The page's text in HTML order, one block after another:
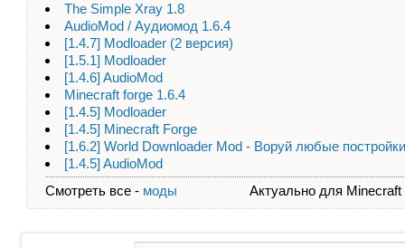
The Simple Xray 1.8
AudioMod / Аудиомод 1.6.4
[1.4.7] Modloader (2 версия)
[1.5.1] Modloader
[1.4.6] AudioMod
Minecraft forge 1.6.4
[1.4.5] Modloader
[1.4.5] Minecraft Forge
[1.6.2] World Downloader Mod - Воруй любые постройки
[1.4.5] AudioMod
Смотреть все - моды Актуально для